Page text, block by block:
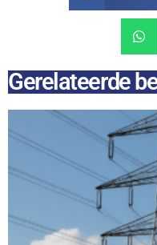
Gerelateerde